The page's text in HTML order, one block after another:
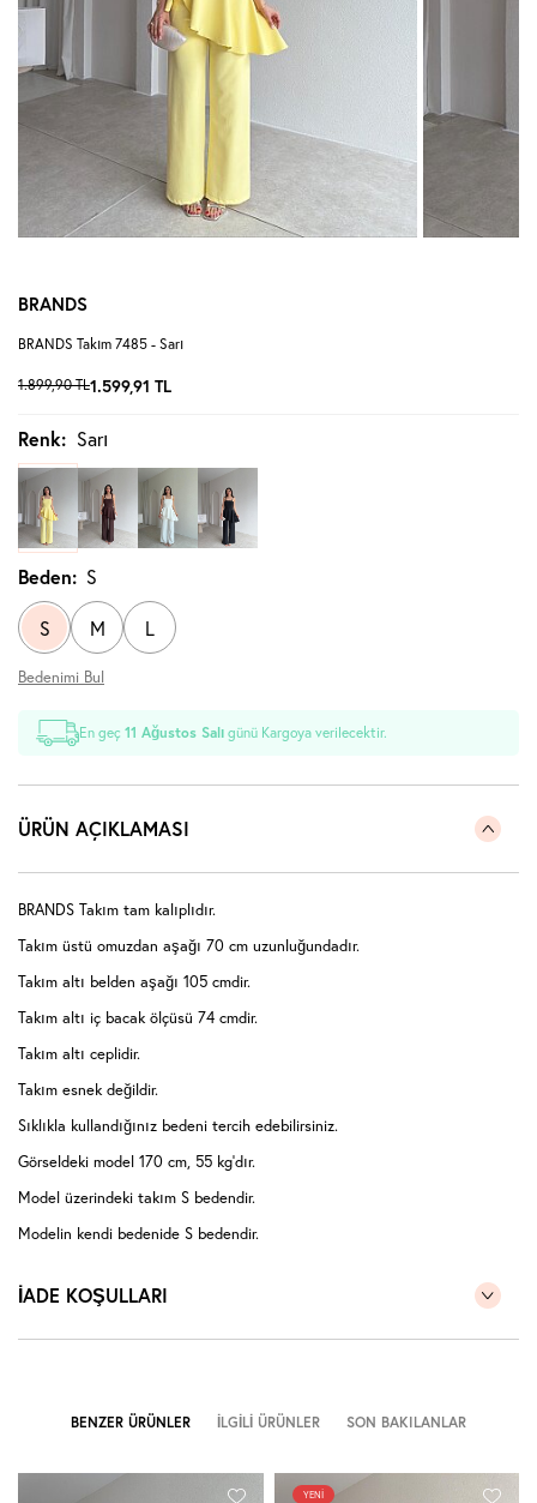
BRANDS
BRANDS Takım 7485 - Sarı
1.899,90TL1.599,91 TL
Renk: Sarı
Beden: S
S M L
Bedenimi Bul
En geç11 Ağustos Salı günü Kargoya verilecektir.
ÜRÜN AÇIKLAMASI
BRANDS Takım tam kalıplıdır.
Takım üstü omuzdan aşağı 70 cm uzunluğundadır.
Takım altı belden aşağı 105 cmdir.
Takım altı iç bacak ölçüsü 74 cmdir.
Takım altı ceplidir.
Takım esnek değildir.
Sıklıkla kullandığınız bedeni tercih edebilirsiniz.
Görseldeki model 170 cm, 55 kg'dır.
Model üzerindeki takım S bedendir.
Modelin kendi bedenide S bedendir.
İADE KOŞULLARI
BENZER ÜRÜNLER İLGILI ÜRÜNLER SON BAKILANLAR
YENI